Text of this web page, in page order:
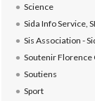
Science
Sida Info Service,
Sis Association -
Soutenir Florence
Soutiens
Sport